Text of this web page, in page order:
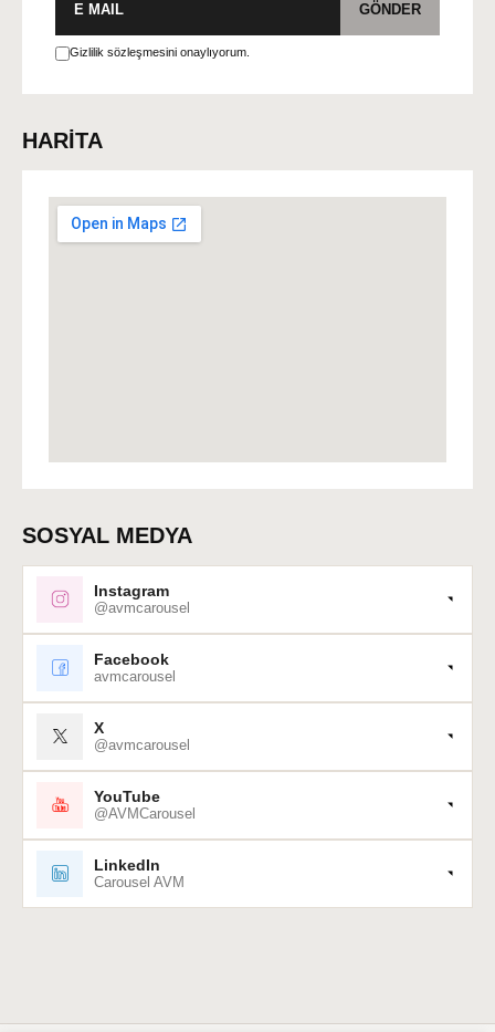
GÖNDER
Gizlilik sözleşmesini onaylıyorum.
HARİTA
SOSYAL MEDYA
Instagram
@avmcarousel
Facebook
avmcarousel
X
@avmcarousel
YouTube
@AVMCarousel
LinkedIn
Carousel AVM